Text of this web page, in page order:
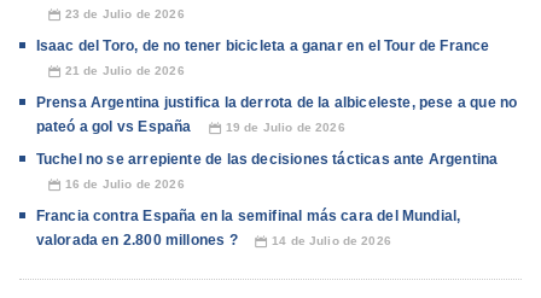
📅 23 de Julio de 2026
Isaac del Toro, de no tener bicicleta a ganar en el Tour de France
📅 21 de Julio de 2026
Prensa Argentina justifica la derrota de la albiceleste, pese a que no
pateó a gol vs España
📅 19 de Julio de 2026
Tuchel no se arrepiente de las decisiones tácticas ante Argentina
📅 16 de Julio de 2026
Francia contra España en la semifinal más cara del Mundial,
valorada en 2.800 millones ?
📅 14 de Julio de 2026